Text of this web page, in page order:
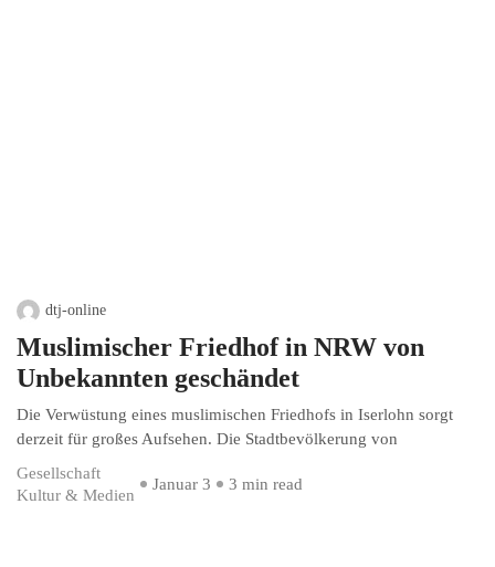
dtj-online
Muslimischer Friedhof in NRW von
Unbekannten geschändet
Die Verwüstung eines muslimischen Friedhofs in Iserlohn sorgt
derzeit für großes Aufsehen. Die Stadtbevölkerung von
Gesellschaft
Kultur & Medien
Januar 3 3 min read